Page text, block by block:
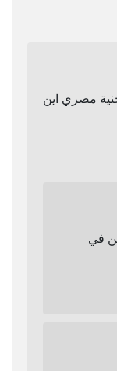
جنية مصري اين
فين في